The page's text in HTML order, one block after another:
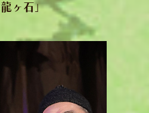
ヶ石」